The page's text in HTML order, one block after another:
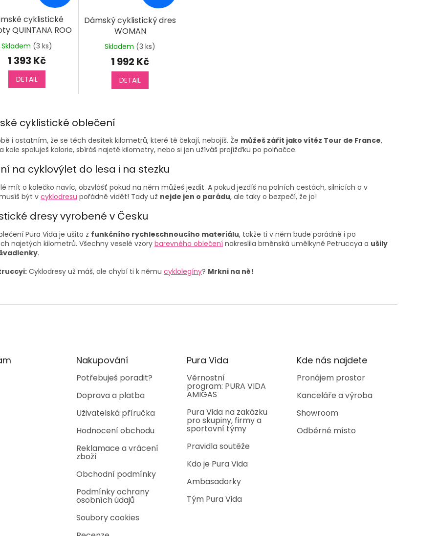
cyklistické
QUINTANA ROO
Skladem (3 ks)
1 393 Kč
DETAIL
Dámský cyklistický dres
WOMAN
Skladem (3 ks)
1 992 Kč
DETAIL
á
d
a
p
r
v
ý
p
u
cyklistické oblečení
i ostatním, že se těch desítek kilometrů, které tě čekají, nebojíš. Že můžeš zářit jako vítěz Tour de France,
kole spaluješ kalorie, sbíráš najeté kilometry, nebo si jen užíváš projížďku po polňačce.
na cyklovýlet do lesa i na stezku
mít o kolečko navíc, obzvlášť pokud na něm můžeš jezdit. A pokud jezdíš na polních cestách, silnicích a v
být v cyklodresu pořádně vidět! Tady už nejde jen o parádu, ale taky o bezpečí, že jo!
dresyvyrobené v Česku
Pura Vida je ušito z funkčního rychleschnoucího materiálu, takže ti v něm bude parádně i po
najetých kilometrů. Všechny veselé vzory barevného oblečení nakreslila brněnská umělkyně Petruccya a ušily
.
Cyklodresy už máš, ale chybí ti k němu cyklolegíny? Mrkni na ně!
Nakupování
Potřebuješ poradit?
Doprava a platba
Uživatelská příručka
Hodnocení obchodu
Reklamace a vrácení
zboží
Obchodní podmínky
Podmínky ochrany
osobních údajů
Soubory cookies
Pura Vida
Věrnostní
program: PURA VIDA
AMIGAS
Pura Vida na zakázku
pro skupiny, firmy a
sportovní týmy
Pravidla soutěže
Kdo je Pura Vida
Ambasadorky
Tým Pura Vida
Kde nás najdete
Pronájem prostor
Kanceláře a výroba
Showroom
Odběrné místo